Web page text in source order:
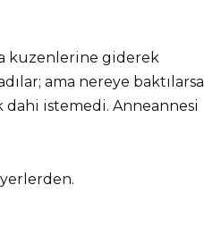
kuzenlerine giderek
ama nereye baktılarsa
istemedi. Anneannesi